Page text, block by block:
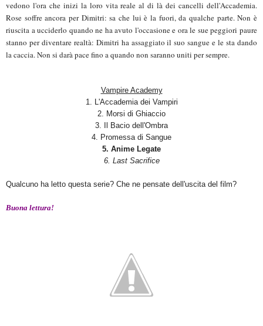
vedono l'ora che inizi la loro vita reale al di là dei cancelli dell'Accademia.
Rose soffre ancora per Dimitri: sa che lui è la fuori, da qualche parte. Non è
riuscita a ucciderlo quando ne ha avuto l'occasione e ora le sue peggiori paure
stanno per diventare realtà: Dimitri ha assaggiato il suo sangue e le sta dando
la caccia. Non si darà pace fino a quando non saranno uniti per sempre.
Vampire Academy
1. L'Accademia dei Vampiri
2. Morsi di Ghiaccio
3. Il Bacio dell'Ombra
4. Promessa di Sangue
5. Anime Legate
6. Last Sacrifice
Qualcuno ha letto questa serie? Che ne pensate dell'uscita del film?
Buona lettura!